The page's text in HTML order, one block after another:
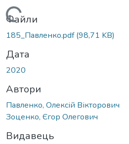
Вантажиться...
Файли
185_Павленко.pdf(98,71 KB)
Дата
2020
Автори
Павленко, Олексій Вікторович
Зоценко, Єгор Олегович
Видавець